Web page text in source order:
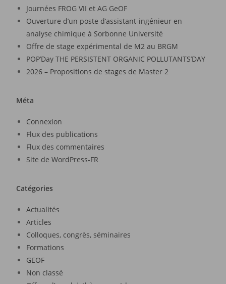
Journées FROG VII et AG GeOF
Ouverture d’un poste d’assistant-ingénieur en
analyse chimique à Sorbonne Université
Offre de stage expérimental de M2 au BRGM
POP’Day THE PERSISTENT ORGANIC POLLUTANTS’DAY
2026 – Propositions de stages de Master 2
Méta
Connexion
Flux des publications
Flux des commentaires
Site de WordPress-FR
Catégories
Actualités
Articles
Colloques, congrès, séminaires
Formations
GEOF
Non classé